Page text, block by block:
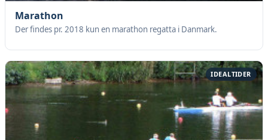
Marathon
Der findes pr. 2018 kun en marathon regatta i Danmark.
IDEALTIDER